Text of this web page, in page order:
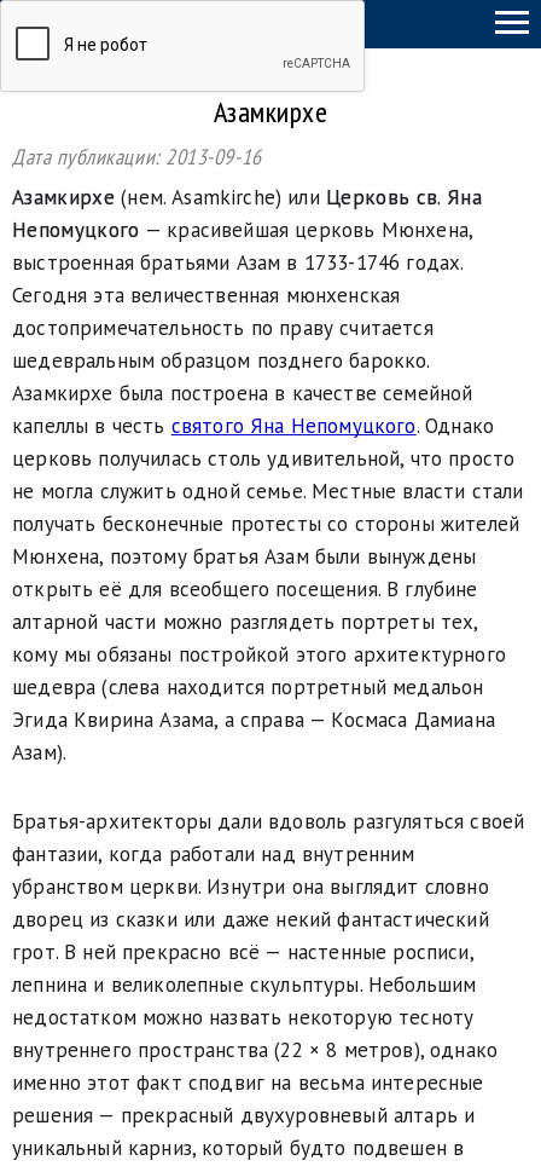
ТыСамСебеГид
Азамкирхе
Дата публикации: 2013-09-16
Азамкирхе (нем. Asamkirche) или Церковь св. Яна
Непомуцкого — красивейшая церковь Мюнхена,
выстроенная братьями Азам в 1733-1746 годах.
Сегодня эта величественная мюнхенская
достопримечательность по праву считается
шедевральным образцом позднего барокко.
Азамкирхе была построена в качестве семейной
капеллы в честь святого Яна Непомуцкого. Однако
церковь получилась столь удивительной, что просто
не могла служить одной семье. Местные власти стали
получать бесконечные протесты со стороны жителей
Мюнхена, поэтому братья Азам были вынуждены
открыть её для всеобщего посещения. В глубине
алтарной части можно разглядеть портреты тех,
кому мы обязаны постройкой этого архитектурного
шедевра (слева находится портретный медальон
Эгида Квирина Азама, а справа — Космаса Дамиана
Азам).
Братья-архитекторы дали вдоволь разгуляться своей
фантазии, когда работали над внутренним
убранством церкви. Изнутри она выглядит словно
дворец из сказки или даже некий фантастический
грот. В ней прекрасно всё — настенные росписи,
лепнина и великолепные скульптуры. Небольшим
недостатком можно назвать некоторую тесноту
внутреннего пространства (22 × 8 метров), однако
именно этот факт сподвиг на весьма интересные
решения — прекрасный двухуровневый алтарь и
уникальный карниз, который будто подвешен в